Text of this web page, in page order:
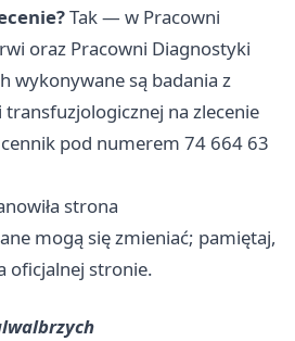
Tak — w Pracowni
oraz Pracowni Diagnostyki
wykonywane są badania z
na zlecenie
cennik pod numerem 74 664 63
strona
mogą się zmieniać; pamiętaj,
oficjalnej stronie.